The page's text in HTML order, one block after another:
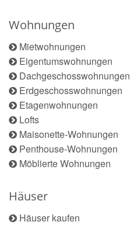
Wohnungen
Mietwohnungen
Eigentumswohnungen
Dachgeschosswohnungen
Erdgeschosswohnungen
Etagenwohnungen
Lofts
Maisonette-Wohnungen
Penthouse-Wohnungen
Möblierte Wohnungen
Häuser
Häuser kaufen